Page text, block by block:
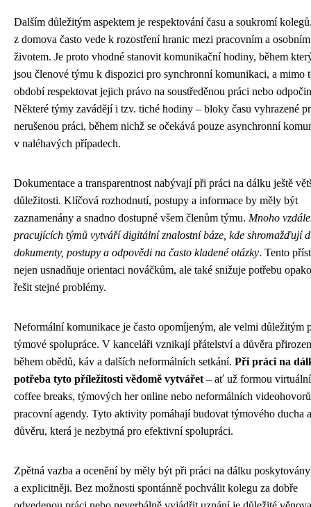
Dalším důležitým aspektem je respektování času a soukromí
z domova často vede k rozostření hranic mezi pracovním a osobním
životem. Je proto vhodné stanovit komunikační hodiny, během
jsou členové týmu k dispozici pro synchronní komunikaci, a mimo
období respektovat jejich právo na soustředěnou práci nebo
Některé týmy zavádějí i tzv. tiché hodiny – bloky času vyhrazené
nerušenou práci, během nichž se očekává pouze asynchronní
v naléhavých případech.
Dokumentace a transparentnost nabývají při práci na dálku ještě
důležitosti. Klíčová rozhodnutí, postupy a informace by měly být
zaznamenány a snadno dostupné všem členům týmu. Mnoho
pracujících týmů vytváří digitální znalostní báze, kde shromažďují
dokumenty, postupy a odpovědi na často kladené otázky. Tento
nejen usnadňuje orientaci nováčkům, ale také snižuje potřebu
řešit stejné problémy.
Neformální komunikace je často opomíjeným, ale velmi důležitým
týmové spolupráce. V kanceláři vznikají přátelství a důvěra
během obědů, káv a dalších neformálních setkání. Při práci na
potřeba tyto příležitosti vědomě vytvářet – ať už formou
coffee breaks, týmových her online nebo neformálních
pracovní agendy. Tyto aktivity pomáhají budovat týmového ducha a
důvěru, která je nezbytná pro efektivní spolupráci.
Zpětná vazba a ocenění by měly být při práci na dálku
a explicitněji. Bez možnosti spontánně pochválit kolegu za dobře